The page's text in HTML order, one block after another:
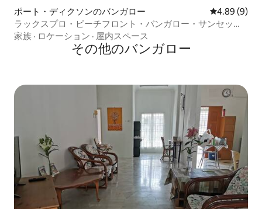
ポート・ディクソンのバンガロー レビュー9件
4.89 (9)
ラックスプロ・ビーチフロント・バンガロー・サンセット
ビュー
家族 · ロケーション · 屋内スペース
その他のバンガロー